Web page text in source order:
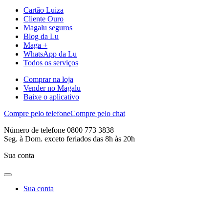
Cartão Luiza
Cliente Ouro
Magalu seguros
Blog da Lu
Maga +
WhatsApp da Lu
Todos os serviços
Comprar na loja
Vender no Magalu
Baixe o aplicativo
Compre pelo telefoneCompre pelo chat
Número de telefone 0800 773 3838
Seg. à Dom. exceto feriados das 8h às 20h
Sua conta
Sua conta